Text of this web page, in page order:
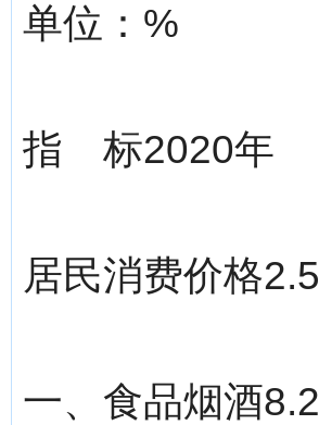
单位：%
指 标2020年
居民消费价格2.5
一、食品烟酒8.2